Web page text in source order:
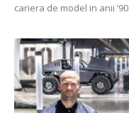
cariera de model in anii